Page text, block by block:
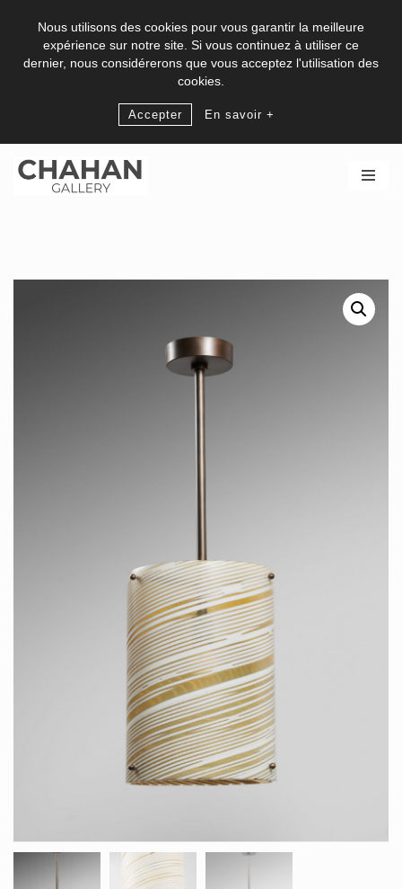
Nous utilisons des cookies pour vous garantir la meilleure
expérience sur notre site. Si vous continuez à utiliser ce
dernier, nous considérerons que vous acceptez l'utilisation des
cookies.
Accepter En savoir +